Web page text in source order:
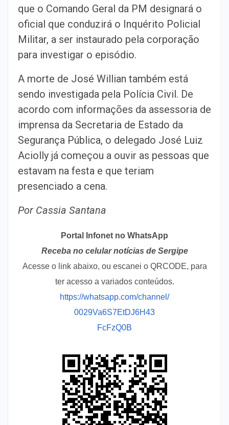
que o Comando Geral da PM designará o
oficial que conduzirá o Inquérito Policial
Militar, a ser instaurado pela corporação
para investigar o episódio.
A morte de José Willian também está
sendo investigada pela Polícia Civil. De
acordo com informações da assessoria de
imprensa da Secretaria de Estado da
Segurança Pública, o delegado José Luiz
Aciolly já começou a ouvir as pessoas que
estavam na festa e que teriam
presenciado a cena.
Por Cassia Santana
Portal Infonet no WhatsApp
Receba no celular notícias de Sergipe
Acesse o link abaixo, ou escanei o QRCODE, para
ter acesso a variados conteúdos.
https://whatsapp.com/channel/
0029Va6S7EtDJ6H43
FcFzQ0B